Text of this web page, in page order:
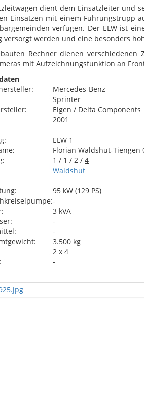
dient dem Einsatzleiter und
Einsätzen mit einem Führungstrupp
verfügen. Der ELW ist
versorgt werden und eine besonders
Rechner dienen
mit Aufzeichnungsfunktion an
Mercedes-Benz
Sprinter
Eigen / Delta Components
2001
ELW 1
Florian Waldshut-Tiengen
1 / 1 / 2 / 4
Waldshut
95 kW (129 PS)
-
3 kVA
-
-
3.500 kg
2 x 4
-